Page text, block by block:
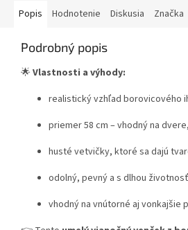
Popis Hodnotenie Diskusia Značka
Podrobný popis
🌟 Vlastnosti a výhody:
realistický vzhľad borovicového
priemer 58 cm – vhodný na
husté vetvičky, ktoré sa dajú
odolný, pevný a s dlhou
vhodný na vnútorné aj vonkajšie